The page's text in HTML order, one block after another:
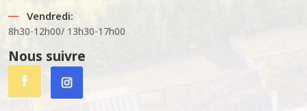
Vendredi:
8h30-12h00/ 13h30-17h00
Nous suivre